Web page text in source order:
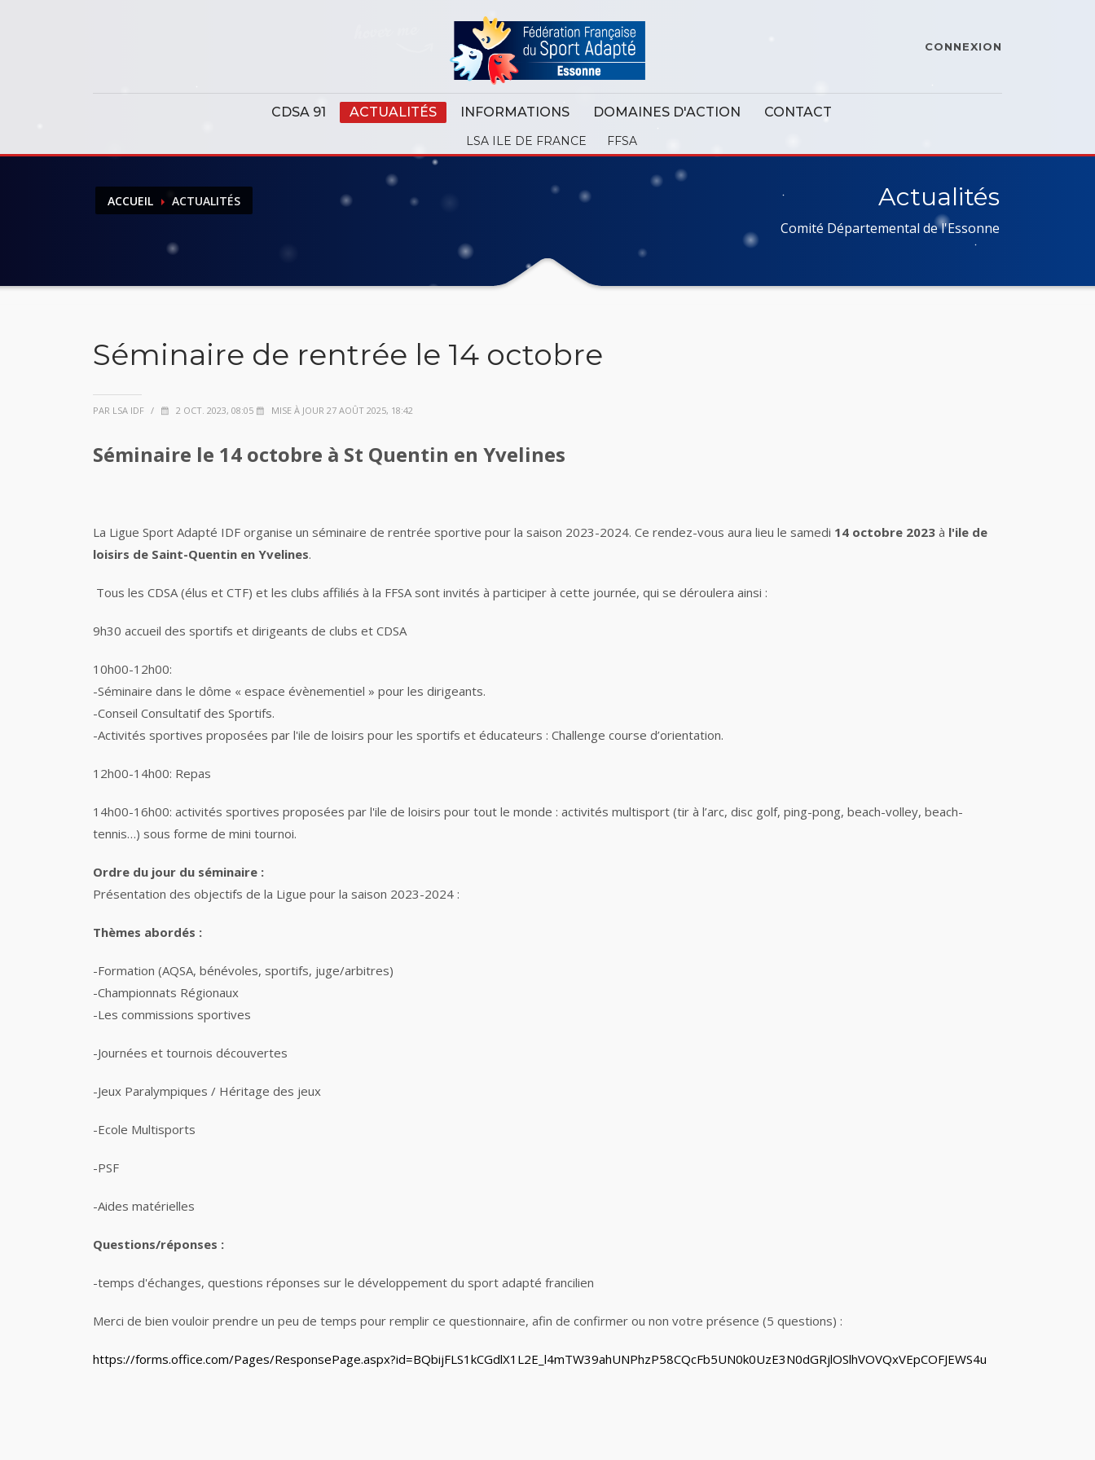
CONNEXION
CDSA 91 ACTUALITÉS INFORMATIONS DOMAINES D'ACTION CONTACT
LSA ILE DE FRANCE FFSA
ACCUEIL ACTUALITÉS Actualités
Comité Départemental de l'Essonne
Séminaire de rentrée le 14 octobre
PAR LSA IDF / 2 OCT. 2023, 08:05 MISE À JOUR 27 AOÛT 2025, 18:42
Séminaire le 14 octobre à St Quentin en Yvelines
La Ligue Sport Adapté IDF organise un séminaire de rentrée sportive pour la saison 2023-2024. Ce rendez-vous aura lieu le samedi 14 octobre 2023 à l'ile de
loisirs de Saint-Quentin en Yvelines.
Tous les CDSA (élus et CTF) et les clubs affiliés à la FFSA sont invités à participer à cette journée, qui se déroulera ainsi :
9h30 accueil des sportifs et dirigeants de clubs et CDSA
10h00-12h00:
-Séminaire dans le dôme « espace évènementiel » pour les dirigeants.
-Conseil Consultatif des Sportifs.
-Activités sportives proposées par l'ile de loisirs pour les sportifs et éducateurs : Challenge course d’orientation.
12h00-14h00: Repas
14h00-16h00: activités sportives proposées par l'ile de loisirs pour tout le monde : activités multisport (tir à l’arc, disc golf, ping-pong, beach-volley, beach-
tennis…) sous forme de mini tournoi.
Ordre du jour du séminaire :
Présentation des objectifs de la Ligue pour la saison 2023-2024 :
Thèmes abordés :
-Formation (AQSA, bénévoles, sportifs, juge/arbitres)
-Championnats Régionaux
-Les commissions sportives
-Journées et tournois découvertes
-Jeux Paralympiques / Héritage des jeux
-Ecole Multisports
-PSF
-Aides matérielles
Questions/réponses :
-temps d'échanges, questions réponses sur le développement du sport adapté francilien
Merci de bien vouloir prendre un peu de temps pour remplir ce questionnaire, afin de confirmer ou non votre présence (5 questions) :
https://forms.office.com/Pages/ResponsePage.aspx?id=BQbijFLS1kCGdlX1L2E_l4mTW39ahUNPhzP58CQcFb5UN0k0UzE3N0dGRjlOSlhVOVQxVEpCOFJEWS4u